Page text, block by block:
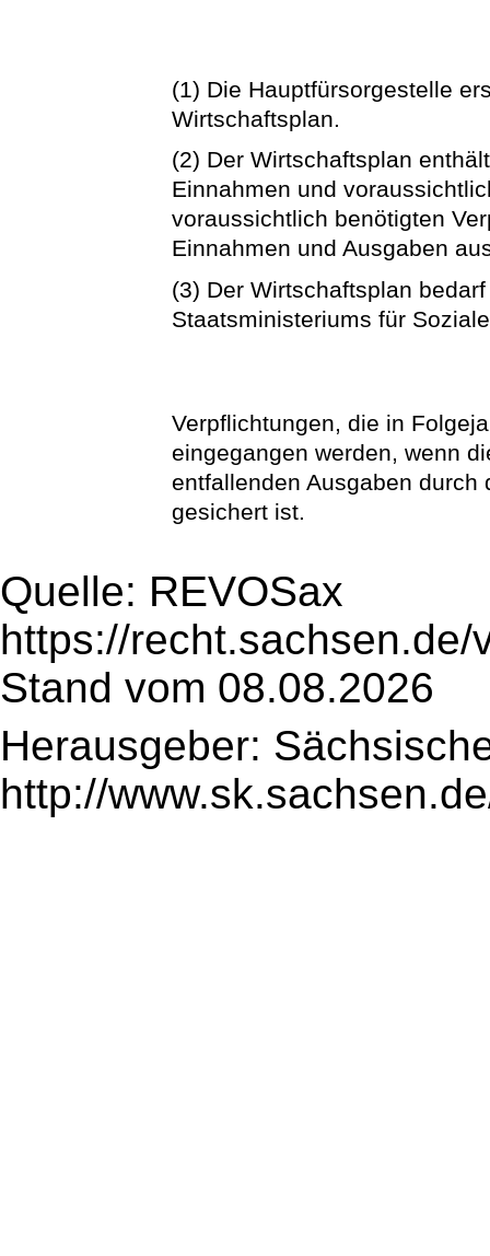
(1) Die Hauptfürsorgestelle
Wirtschaftsplan.
(2) Der Wirtschaftsplan
Einnahmen und
voraussichtlich benötigten
Einnahmen und Ausgaben
(3) Der Wirtschaftsplan
Staatsministeriums für
Verpflichtungen, die in
eingegangen werden, wenn
entfallenden Ausgaben
gesichert ist.
Quelle: REVOSax
https://
Stand vom 08.08.2026
Herausgeber:
http://